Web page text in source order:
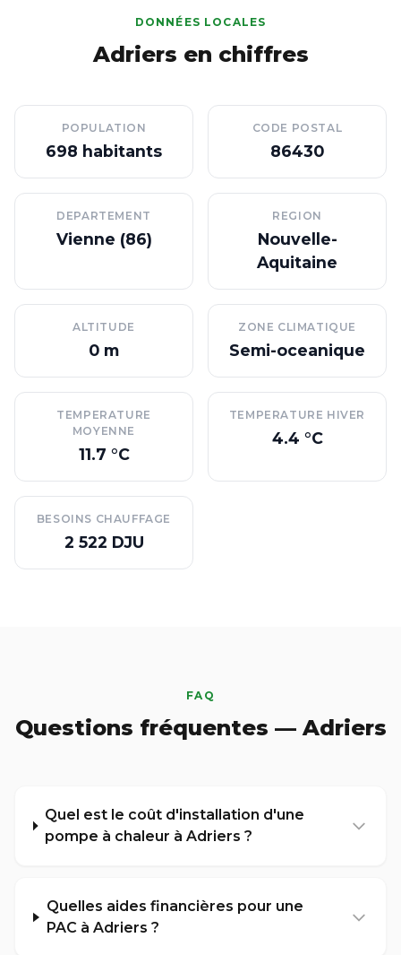
DONNÉES LOCALES
Adriers en chiffres
POPULATION
698 habitants
CODE POSTAL
86430
DEPARTEMENT
Vienne (86)
REGION
Nouvelle-
Aquitaine
ALTITUDE
0 m
ZONE CLIMATIQUE
Semi-oceanique
TEMPERATURE
MOYENNE
11.7 °C
TEMPERATURE HIVER
4.4 °C
BESOINS CHAUFFAGE
2 522 DJU
FAQ
Questions fréquentes — Adriers
Quel est le coût d'installation d'une
pompe à chaleur à Adriers ?
Quelles aides financières pour une
PAC à Adriers ?